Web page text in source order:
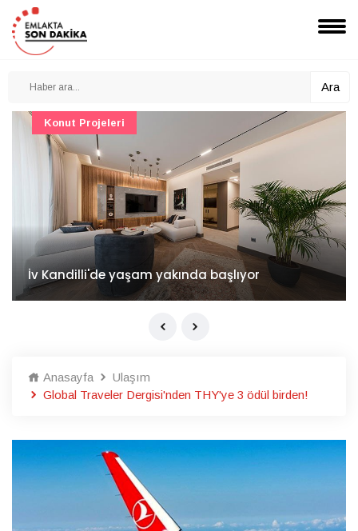
Ara
İv Kandilli'de yaşam yakında başlıyor
Konut Projeleri
Anasayfa
Ulaşım
Global Traveler Dergisi'nden THY'ye 3 ödül birden!